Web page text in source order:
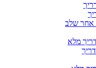
אחר שלב
מלא